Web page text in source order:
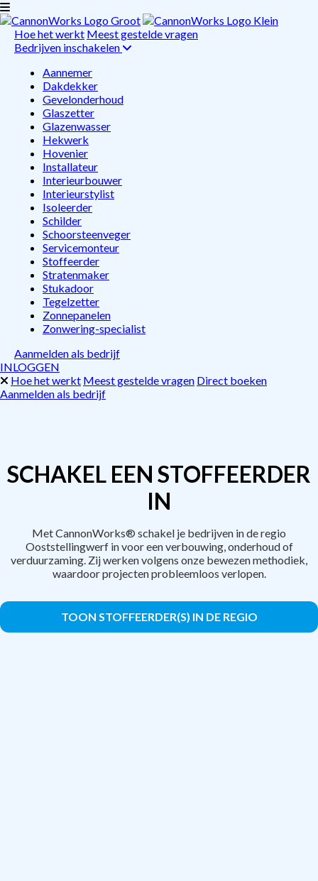
Hoe het werkt Meest gestelde vragen
Bedrijven inschakelen
Aannemer
Dakdekker
Gevelonderhoud
Glaszetter
Glazenwasser
Hekwerk
Hovenier
Installateur
Interieurbouwer
Interieurstylist
Isoleerder
Schilder
Schoorsteenveger
Servicemonteur
Stoffeerder
Stratenmaker
Stukadoor
Tegelzetter
Zonnepanelen
Zonwering-specialist
Aanmelden als bedrijf
INLOGGEN
Hoe het werkt Meest gestelde vragen Direct boeken
Aanmelden als bedrijf
SCHAKEL EEN STOFFEERDER
IN
Met CannonWorks® schakel je bedrijven in de regio
Ooststellingwerf in voor een verbouwing, onderhoud of
verduurzaming. Zij werken volgens onze bewezen methodiek,
waardoor projecten probleemloos verlopen.
TOON STOFFEERDER(S) IN DE REGIO